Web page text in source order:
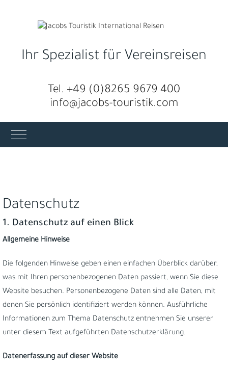
Ihr Spezialist für Vereinsreisen
Tel. +49 (0)8265 9679 400
info@jacobs-touristik.com
Mobile Menu Toggle
Datenschutz
1. Datenschutz auf einen Blick
Allgemeine Hinweise
Die folgenden Hinweise geben einen einfachen Überblick darüber,
was mit Ihren personenbezogenen Daten passiert, wenn Sie diese
Website besuchen. Personenbezogene Daten sind alle Daten, mit
denen Sie persönlich identifiziert werden können. Ausführliche
Informationen zum Thema Datenschutz entnehmen Sie unserer
unter diesem Text aufgeführten Datenschutzerklärung.
Datenerfassung auf dieser Website